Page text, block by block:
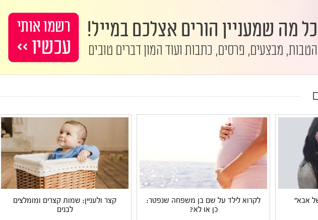
אבא"
לקרוא לילד על שם בן משפחה שנפטר:
כן או לא?
קצר ולעניין: שמות קצרים ומומלצים
לבנים